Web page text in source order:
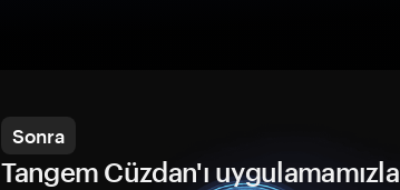
Sonra
Tangem Cüzdan'ı uygulamamızla